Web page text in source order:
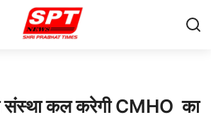
संस्था कल करेगी CMHO का